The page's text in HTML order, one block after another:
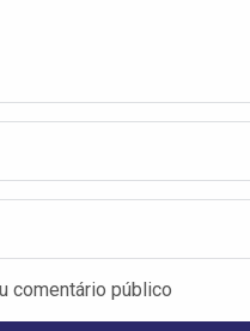
comentário público